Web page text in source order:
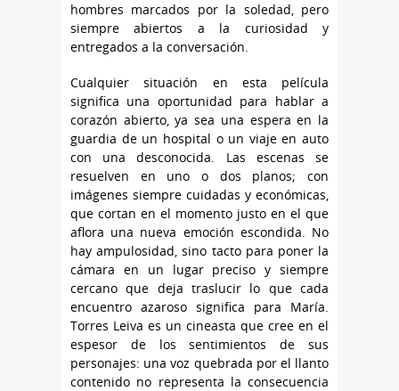
hombres marcados por la soledad, pero
siempre abiertos a la curiosidad y
entregados a la conversación.
Cualquier situación en esta película
significa una oportunidad para hablar a
corazón abierto, ya sea una espera en la
guardia de un hospital o un viaje en auto
con una desconocida. Las escenas se
resuelven en uno o dos planos; con
imágenes siempre cuidadas y económicas,
que cortan en el momento justo en el que
aflora una nueva emoción escondida. No
hay ampulosidad, sino tacto para poner la
cámara en un lugar preciso y siempre
cercano que deja traslucir lo que cada
encuentro azaroso significa para María.
Torres Leiva es un cineasta que cree en el
espesor de los sentimientos de sus
personajes: una voz quebrada por el llanto
contenido no representa la consecuencia